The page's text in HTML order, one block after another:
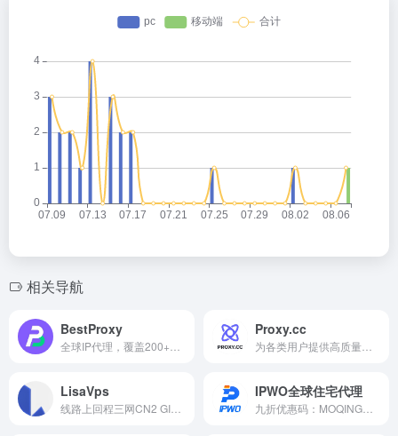
相关导航
BestProxy Proxy.cc
LisaVps IPWO全球住宅代理